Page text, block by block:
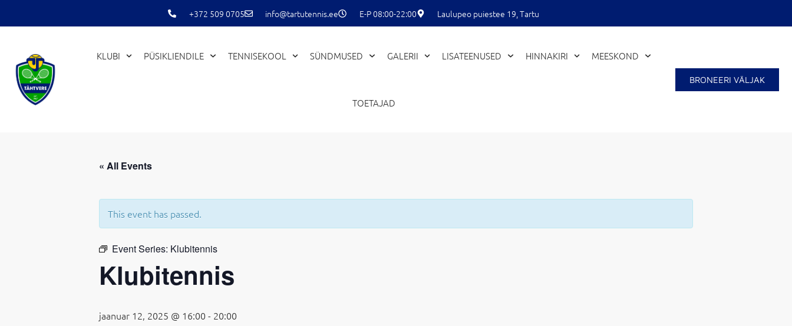
to
+372 509 0705 info@tartutennis.ee E-P 08:00-22:00 Laulupeo puiestee 19, Tartu
KLUBI PÜSIKLIENDILE TENNISEKOOL SÜNDMUSED GALERII LISATEENUSED HINNAKIRI MEESKOND
TOETAJAD
BRONEERI VÄLJAK
« All Events
This event has passed.
Event Series: Klubitennis
Klubitennis
jaanuar 12, 2025 @ 16:00 - 20:00